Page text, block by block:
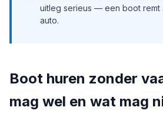
uitleg serieus — een boot remt
auto.
Boot huren zonder
mag wel en wat mag